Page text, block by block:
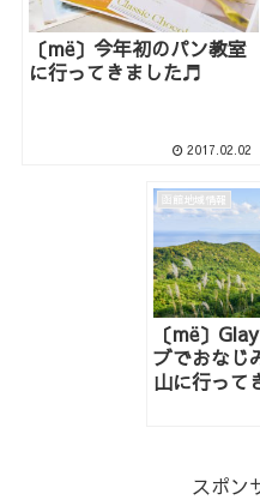
〔më〕今年初のパン教室
に行ってきました♬
2017.02.02
函館地域情報
〔më〕
ブでおなじ
山に行って
スポン